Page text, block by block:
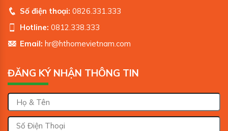
Số điện thoại: 0826.331.333
Hotline: 0812.338.333
Email: hr@hthomevietnam.com
ĐĂNG KÝ NHẬN THÔNG TIN